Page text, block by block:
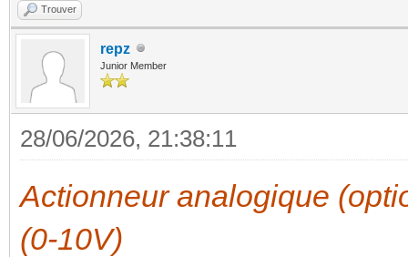
Trouver
repz
Junior Member
28/06/2026, 21:38:11
Actionneur analogique
(0-10V)